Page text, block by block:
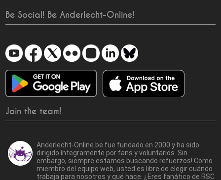
Be Social! Be Anderlecht-Online!
Join the team!
Anderlecht-Online.be fue fundado en 2000 y ha sido
dirigido íntegramente por fans y voluntarios. Sin
embargo, siempre estamos buscando refuerzos! Como
miembro del equipo web, usted es libre de elegir cuándo
trabaja para nosotros y qué hace. ¿Eres fanático de RSC